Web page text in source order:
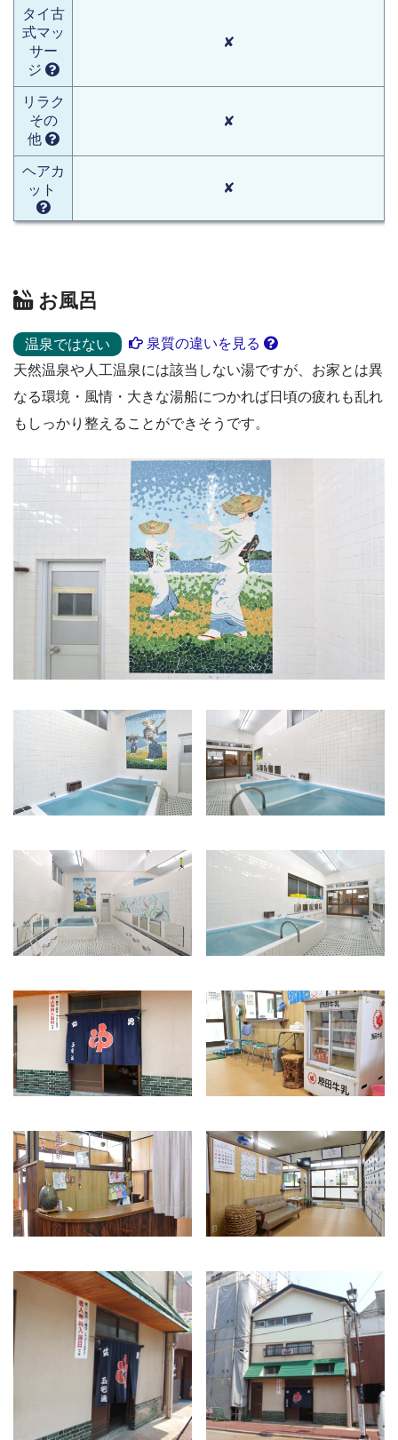
タイ古
式マッ
サー
ジ
✘
リラク
その
他
✘
ヘアカ
ット
✘
お風呂
温泉ではない
泉質の違いを見る
天然温泉や人工温泉には該当しない湯ですが、お家とは異
なる環境・風情・大きな湯船につかれば日頃の疲れも乱れ
もしっかり整えることができそうです。